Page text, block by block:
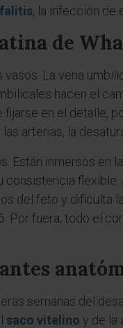
, la infección de
de
La vena
hacen el
en el detalle,
arterias, la
Están inmersos en
consistencia
del feto y dificulta
Por fuera, todo el
semanas del
saco vitelino y de la